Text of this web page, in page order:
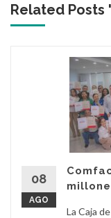
Related Posts '
08
AGO
La Caja